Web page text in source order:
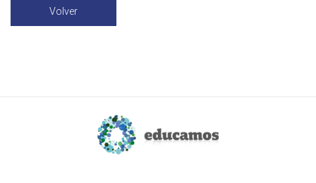
Volver